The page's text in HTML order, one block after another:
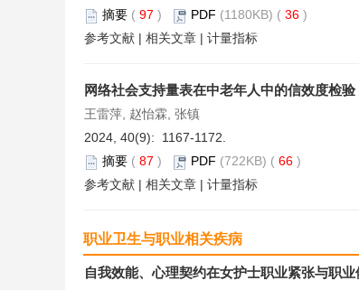
摘要 ( 97 ) PDF (1180KB) ( 36 )
参考文献 | 相关文章 | 计量指标
网络社会支持量表在中老年人中的信效度检验
王雷萍, 赵怡霖, 张镇
2024, 40(9): 1167-1172.
摘要 ( 87 ) PDF (722KB) ( 66 )
参考文献 | 相关文章 | 计量指标
职业卫生与职业相关疾病
自我效能、心理契约在女护士职业紧张与职